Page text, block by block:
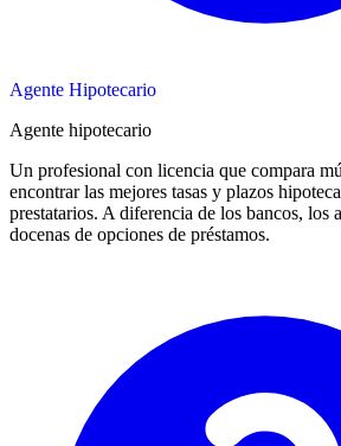
Agente Hipotecario
Agente hipotecario
Un profesional con licencia que compara
encontrar las mejores tasas y plazos
prestatarios. A diferencia de los bancos, los
docenas de opciones de préstamos.